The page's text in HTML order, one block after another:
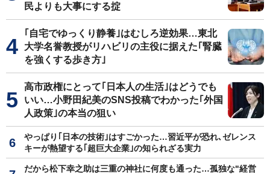
民よりも大事にする掟
｢自宅でゆっくり静養｣はむしろ逆効果…東北
大学名誉教授がリハビリの主役に据えた｢腎臓
を強くする歩き方｣
高市政権にとって｢日本人の生活｣はどうでも
いい…小野田紀美のSNS投稿でわかった｢外国
人政策｣の本当の狙い
やっぱり｢日本の技術｣はすごかった…習近平が恐れ､ゼレンス
キーが熱望する｢超巨大企業｣の知られざる実力
だから松下幸之助は三重の神社に何度も通った…孤独な"経営